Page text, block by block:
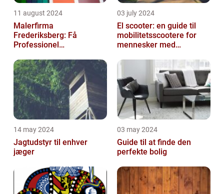
11 august 2024
Malerfirma
Frederiksberg: Få
Professionel
eller virksomhed
03 july 2024
El scooter: en guide til
mobilitetsscootere for
mennesker med
14 may 2024
Jagtudstyr til enhver
jæger
03 may 2024
Guide til at finde den
perfekte bolig